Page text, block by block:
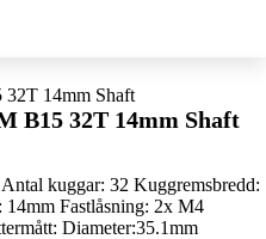
B15 32T 14mm Shaft
kuggar: 32 Kuggremsbredd:
Fastlåsning: 2x M4
Diameter:35.1mm